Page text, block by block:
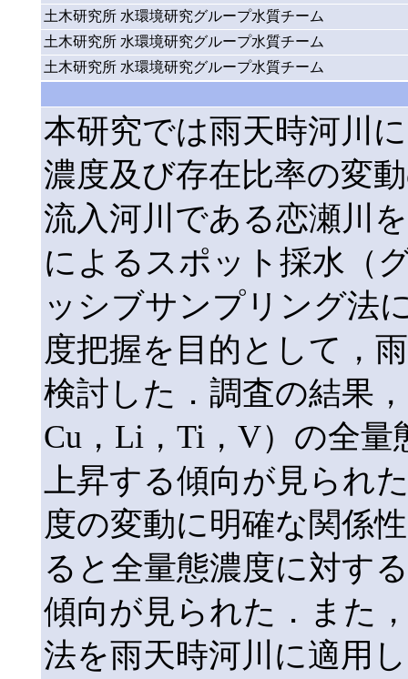
土木研究所 水環境研究グループ水質チーム
土木研究所 水環境研究グループ水質チーム
土木研究所 水環境研究グループ水質チーム
本研究では雨天時河川
濃度及び存在比率の変
流入河川である恋瀬川
によるスポット採水（
ッシブサンプリング法
度把握を目的として，
検討した．調査の結果
Cu，Li，Ti，V）の全量
上昇する傾向が見られ
度の変動に明確な関係
ると全量態濃度に対す
傾向が見られた．また
法を雨天時河川に適用